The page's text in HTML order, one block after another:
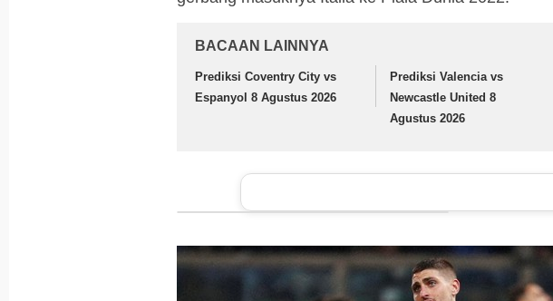
BACAAN LAINNYA
Prediksi Coventry City vs
Espanyol 8 Agustus 2026
Prediksi Valencia vs
Newcastle United 8
Agustus 2026